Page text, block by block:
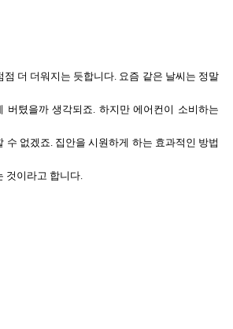
더 더워지는 듯합니다. 요즘 같은 날씨는 정말
버텼을까 생각되죠. 하지만 에어컨이 소비하는
수 없겠죠. 집안을 시원하게 하는 효과적인 방법
것이라고 합니다.